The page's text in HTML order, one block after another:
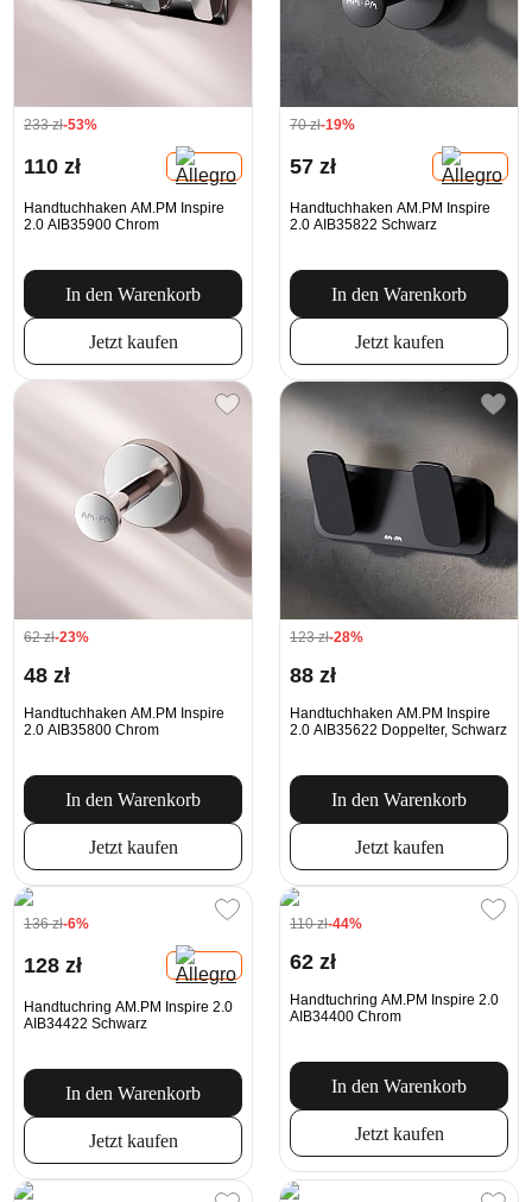
233 zł-53%
110 zł
Handtuchhaken AM.PM Inspire
2.0 AIB35900 Chrom
In den Warenkorb
Jetzt kaufen
70 zł-19%
57 zł
Handtuchhaken AM.PM Inspire
2.0 AIB35822 Schwarz
In den Warenkorb
Jetzt kaufen
62 zł-23%
48 zł
Handtuchhaken AM.PM Inspire
2.0 AIB35800 Chrom
In den Warenkorb
Jetzt kaufen
123 zł-28%
88 zł
Handtuchhaken AM.PM Inspire
2.0 AIB35622 Doppelter, Schwarz
In den Warenkorb
Jetzt kaufen
136 zł-6%
128 zł
Handtuchring AM.PM Inspire 2.0
AIB34422 Schwarz
In den Warenkorb
Jetzt kaufen
110 zł-44%
62 zł
Handtuchring AM.PM Inspire 2.0
AIB34400 Chrom
In den Warenkorb
Jetzt kaufen